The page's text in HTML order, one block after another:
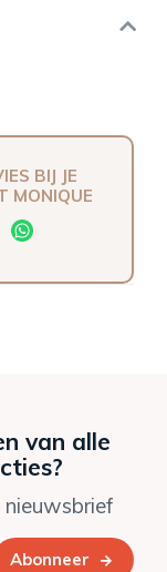
BIJ JE
MONIQUE
van alle
Abonneer